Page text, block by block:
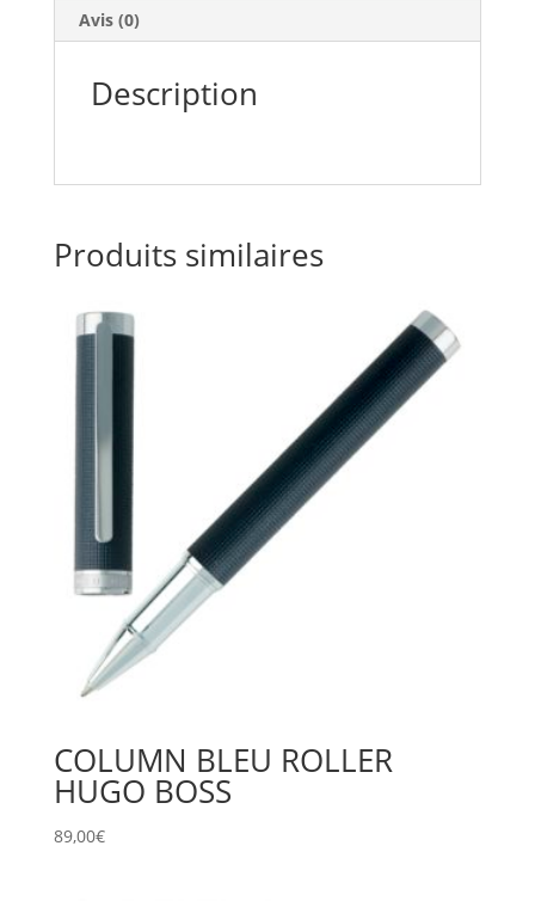
Avis (0)
Description
Produits similaires
COLUMN BLEU ROLLER
HUGO BOSS
89,00€